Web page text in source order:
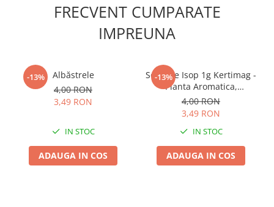
Fir/Ata de legat
Motofierastrau / Drujba
Pila motofierastrau / drujba
Plasa de umbrire
Plase plante
Pompa de apa curata/murdara
FRECVENT CUMPARATE
IMPREUNA
-13%
Albăstrele
4,00 RON
3,49 RON
IN STOC
ADAUGA IN COS
-13%
Seminte Isop 1g Kertimag -
Planta Aromatica,
Medicinala si Melifera
Perena
4,00 RON
3,49 RON
IN STOC
ADAUGA IN COS